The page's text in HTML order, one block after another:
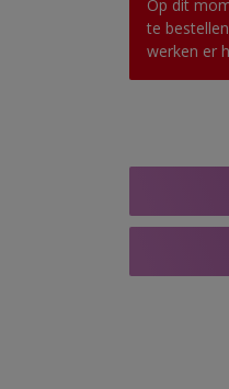
Op dit
te
werken er